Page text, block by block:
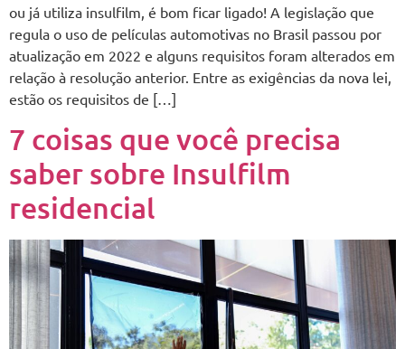
ou já utiliza insulfilm, é bom ficar ligado! A legislação que
regula o uso de películas automotivas no Brasil passou por
atualização em 2022 e alguns requisitos foram alterados em
relação à resolução anterior. Entre as exigências da nova lei,
estão os requisitos de […]
7 coisas que você precisa
saber sobre Insulfilm
residencial